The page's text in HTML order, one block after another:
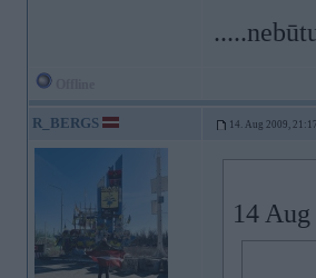
R_BERGS 14. Aug 2009,
14